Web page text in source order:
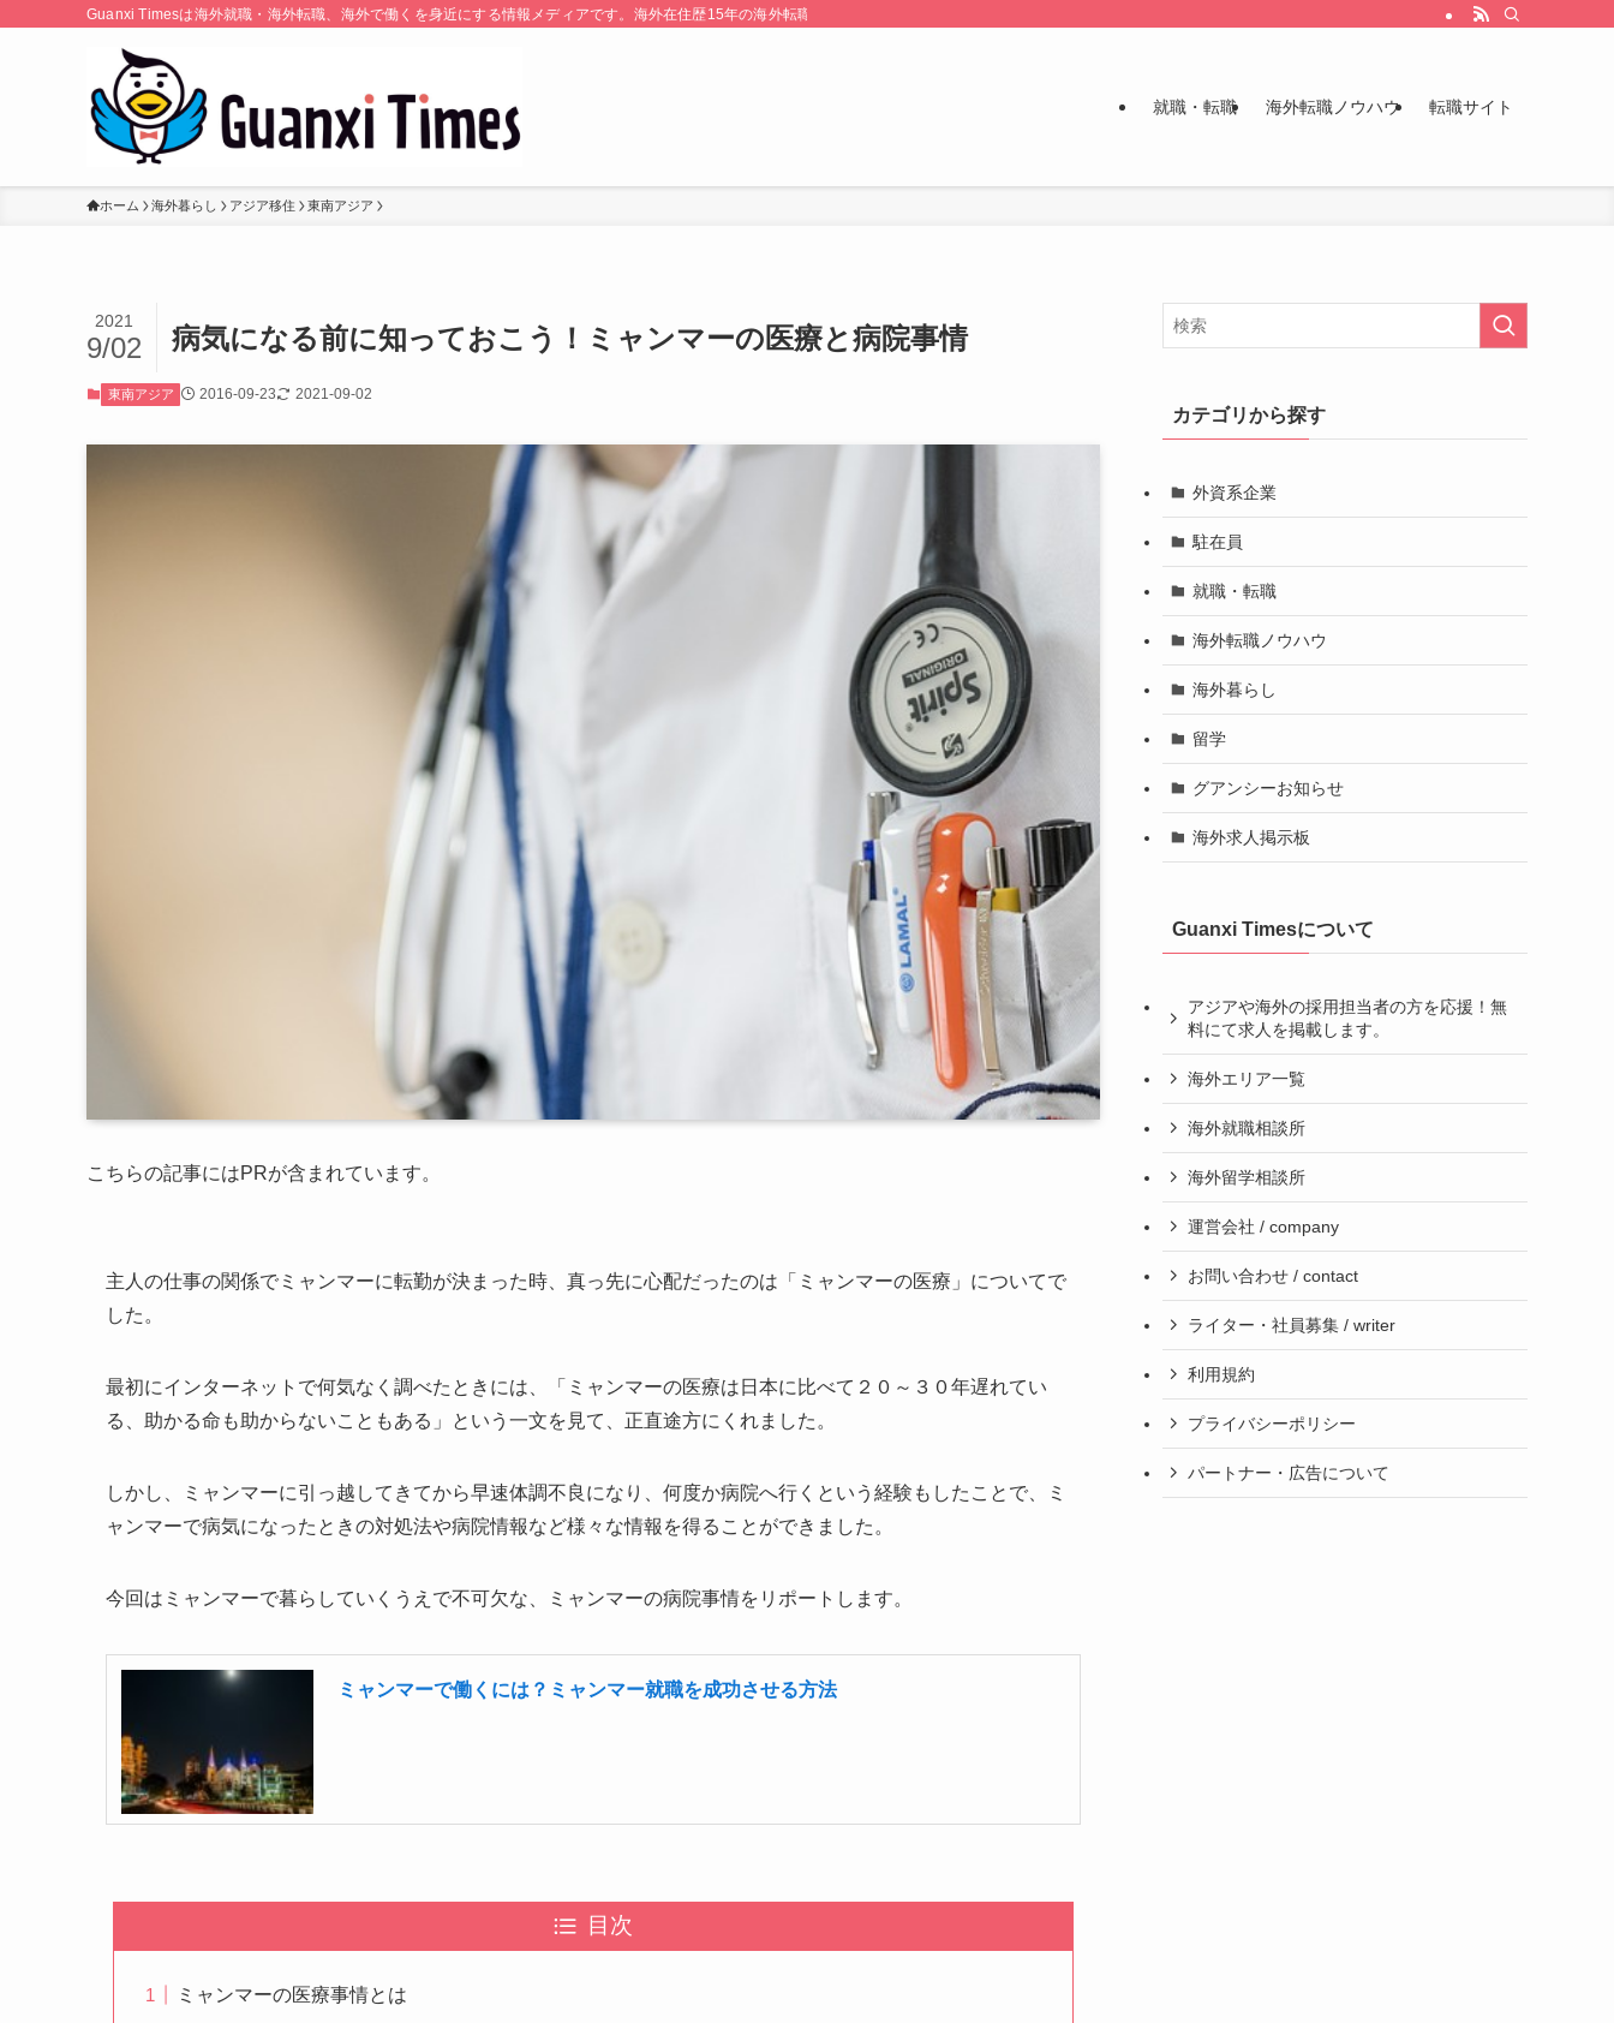
Guanxi Timesは海外就職・海外転職、海外で働くを身近にする情報メディアです。海外在住歴15年の海外転職のプロが監修・運営しています。
就職・転職 海外転職ノウハウ 転職サイト
ホーム 海外暮らし アジア移住 東南アジア
病気になる前に知っておこう！ミャンマーの医療と病院事情
2021
9/02
東南アジア 2016-09-23 2021-09-02
こちらの記事にはPRが含まれています。
主人の仕事の関係でミャンマーに転勤が決まった時、真っ先に心配だったのは「ミャンマーの医療」についてで
した。
最初にインターネットで何気なく調べたときには、「ミャンマーの医療は日本に比べて２０～３０年遅れてい
る、助かる命も助からないこともある」という一文を見て、正直途方にくれました。
しかし、ミャンマーに引っ越してきてから早速体調不良になり、何度か病院へ行くという経験もしたことで、ミ
ャンマーで病気になったときの対処法や病院情報など様々な情報を得ることができました。
今回はミャンマーで暮らしていくうえで不可欠な、ミャンマーの病院事情をリポートします。
ミャンマーで働くには？ミャンマー就職を成功させる方法
目次
ミャンマーの医療事情とは
カテゴリから探す
外資系企業
駐在員
就職・転職
海外転職ノウハウ
海外暮らし
留学
グアンシーお知らせ
海外求人掲示板
Guanxi Timesについて
アジアや海外の採用担当者の方を応援！無
料にて求人を掲載します。
海外エリア一覧
海外就職相談所
海外留学相談所
運営会社 / company
お問い合わせ / contact
ライター・社員募集 / writer
利用規約
プライバシーポリシー
パートナー・広告について